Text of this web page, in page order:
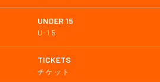
UNDER 15
U-15
TICKETS
チケット